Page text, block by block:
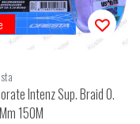
Intenz Sup. Braid 0.
150M